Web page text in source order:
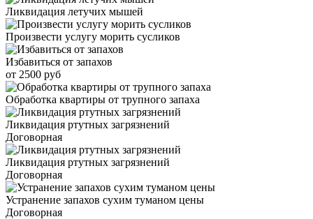
Ликвидация летучих мышей
Произвести услугу морить сусликов
Избавиться от запахов
от 2500 руб
Обработка квартиры от трупного запаха
Ликвидация ртутных загрязнений
Договорная
Ликвидация ртутных загрязнений
Договорная
Устранение запахов сухим туманом цены
Договорная